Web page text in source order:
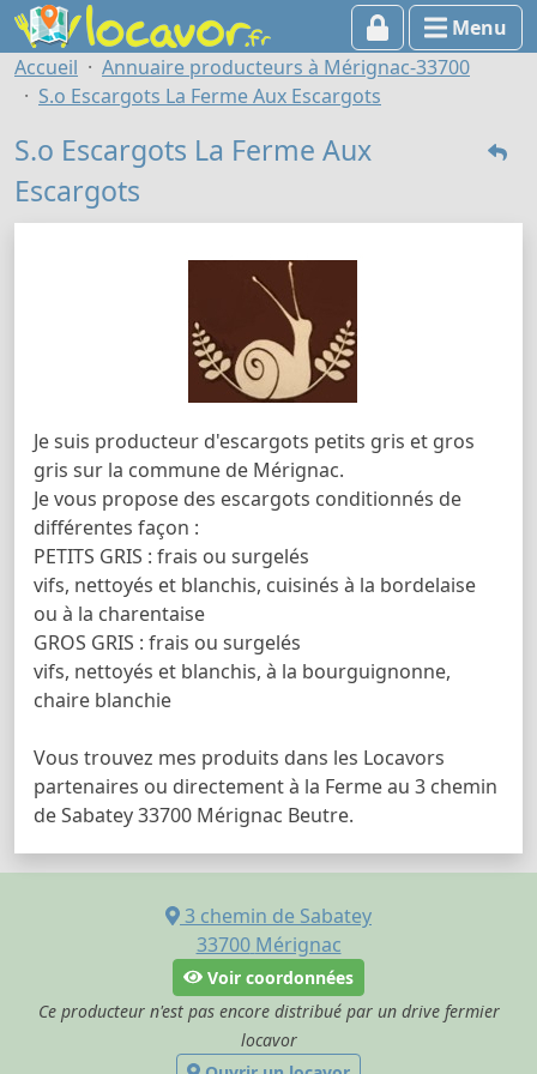
Menu
Accueil
Annuaire producteurs à Mérignac-33700
S.o Escargots La Ferme Aux Escargots
S.o Escargots La Ferme Aux
Escargots
Je suis producteur d'escargots petits gris et gros
gris sur la commune de Mérignac.
Je vous propose des escargots conditionnés de
différentes façon :
PETITS GRIS : frais ou surgelés
vifs, nettoyés et blanchis, cuisinés à la bordelaise
ou à la charentaise
GROS GRIS : frais ou surgelés
vifs, nettoyés et blanchis, à la bourguignonne,
chaire blanchie
Vous trouvez mes produits dans les Locavors
partenaires ou directement à la Ferme au 3 chemin
de Sabatey 33700 Mérignac Beutre.
3 chemin de Sabatey
33700 Mérignac
Voir coordonnées
Ce producteur n'est pas encore distribué par un drive fermier
locavor